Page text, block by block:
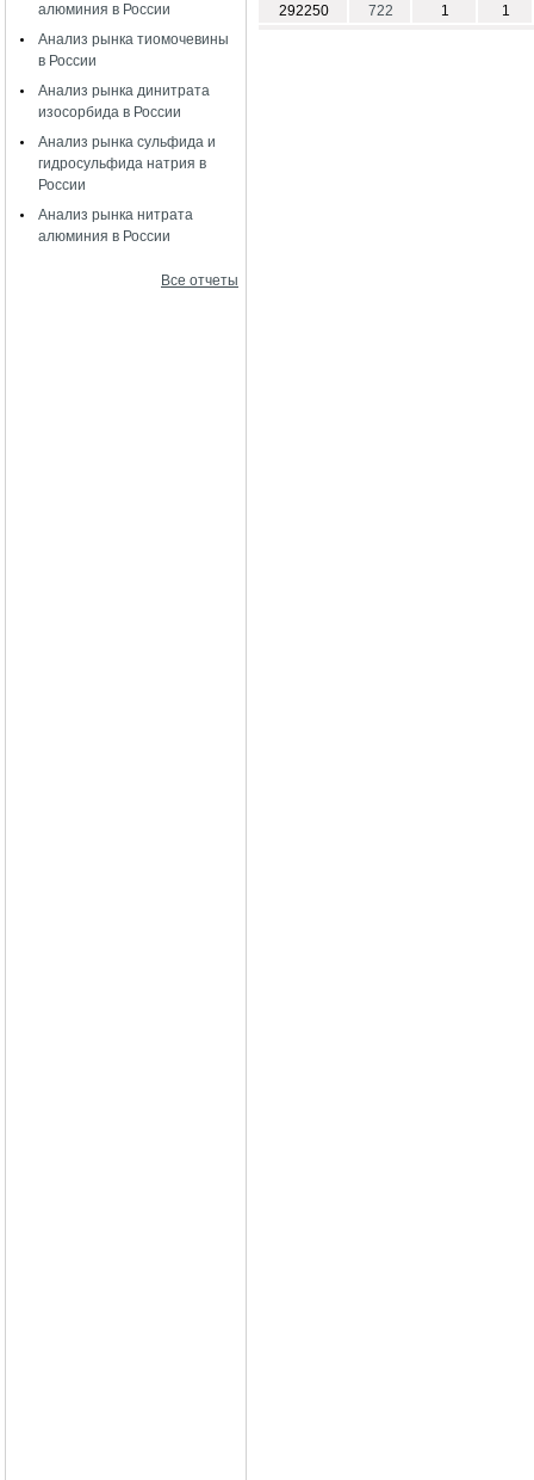
алюминия в России
Анализ рынка тиомочевины
в России
Анализ рынка динитрата
изосорбида в России
Анализ рынка сульфида и
гидросульфида натрия в
России
Анализ рынка нитрата
алюминия в России
Все отчеты
292250
722 1 1